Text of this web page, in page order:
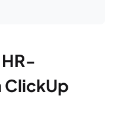
ClickUp